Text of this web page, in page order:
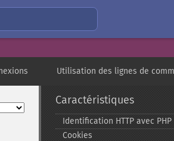
Utilisation des lignes de
Caractéristiques
Identification HTTP avec PHP
Cookies